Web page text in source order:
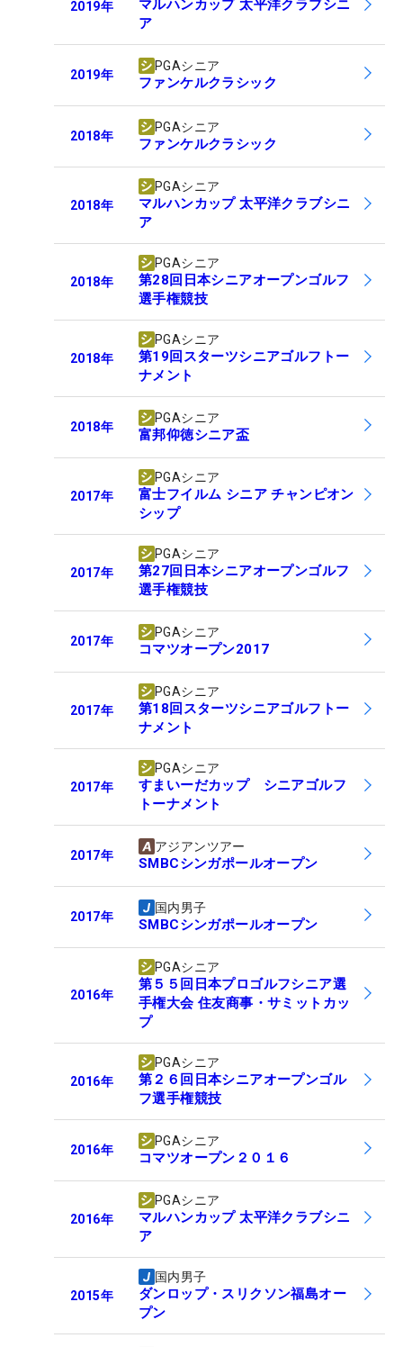
2019年
マルハンカップ 太平洋クラブシニ
ア
2019年
PGAシニア
ファンケルクラシック
2018年
PGAシニア
ファンケルクラシック
2018年
PGAシニア
マルハンカップ 太平洋クラブシニ
ア
2018年
PGAシニア
第28回日本シニアオープンゴルフ
選手権競技
2018年
PGAシニア
第19回スターツシニアゴルフトー
ナメント
2018年
PGAシニア
富邦仰徳シニア盃
2017年
PGAシニア
富士フイルム シニア チャンピオン
シップ
2017年
PGAシニア
第27回日本シニアオープンゴルフ
選手権競技
2017年
PGAシニア
コマツオープン2017
2017年
PGAシニア
第18回スターツシニアゴルフトー
ナメント
2017年
PGAシニア
すまいーだカップ シニアゴルフ
トーナメント
2017年
アジアンツアー
SMBCシンガポールオープン
2017年
国内男子
SMBCシンガポールオープン
2016年
PGAシニア
第５５回日本プロゴルフシニア選
手権大会 住友商事・サミットカッ
プ
2016年
PGAシニア
第２６回日本シニアオープンゴル
フ選手権競技
2016年
PGAシニア
コマツオープン２０１６
2016年
PGAシニア
マルハンカップ 太平洋クラブシニ
ア
2015年
国内男子
ダンロップ・スリクソン福島オー
プン